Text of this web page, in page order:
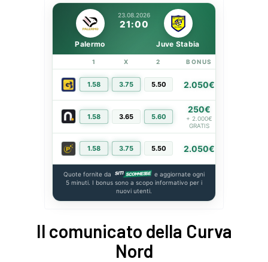
23.08.2026
21:00
Palermo Juve Stabia
1 X 2 BONUS
1.58 3.75 5.50 2.050€
1.58 3.65 5.60
250€
+ 2.000€
GRATIS
1.58 3.75 5.50 2.050€
Quote fornite da
e aggiornate ogni
5 minuti. I bonus sono a scopo informativo per i
nuovi utenti.
Il comunicato della Curva
Nord